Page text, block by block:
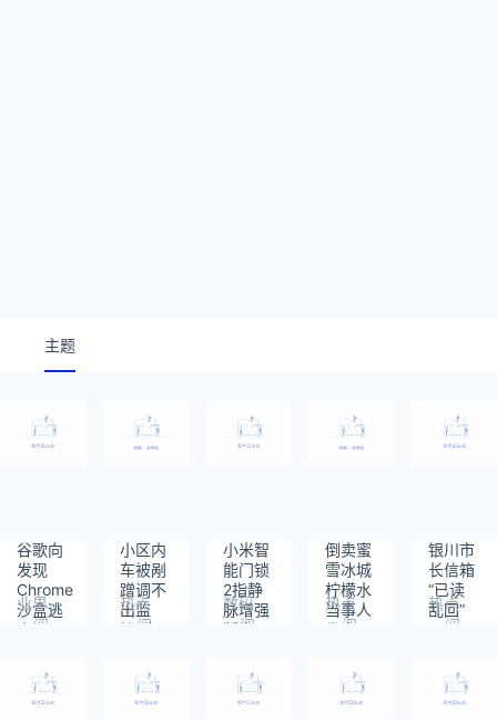
主题
谷歌向
发现
Chrome
沙盒逃
逸漏洞
人员奖
励25万
美元表
业界
阅
333
小区内
车被剐
蹭调不
出监
控?多
热点
阅
207
小米智
能门锁
2指静
脉增强
版发
带猫眼
+可视
大屏
数码
阅
倒卖蜜
雪冰城
柠檬水
当事人
发声
热点
阅
332
银川市
长信箱
“已读
乱回”
热点
阅
273